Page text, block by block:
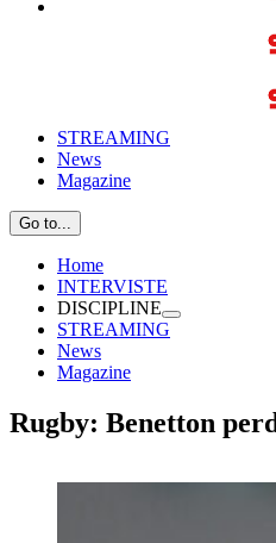
STREAMING
News
Magazine
Go to...
Home
INTERVISTE
DISCIPLINE
STREAMING
News
Magazine
Rugby: Benetton